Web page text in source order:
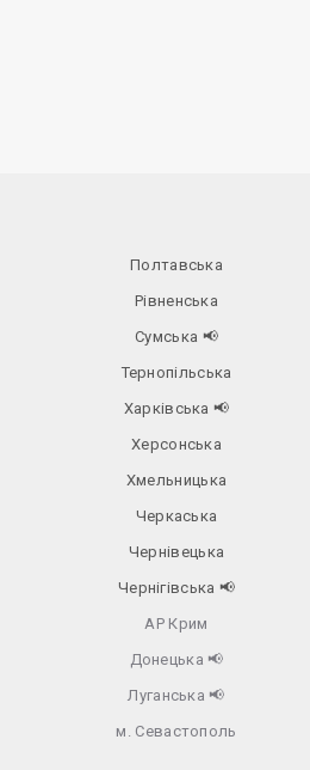
Полтавська
Рівненська
Сумська 📢
Тернопільська
Харківська 📢
Херсонська
Хмельницька
Черкаська
Чернівецька
Чернігівська 📢
АР Крим
Донецька 📢
Луганська 📢
м. Севастополь